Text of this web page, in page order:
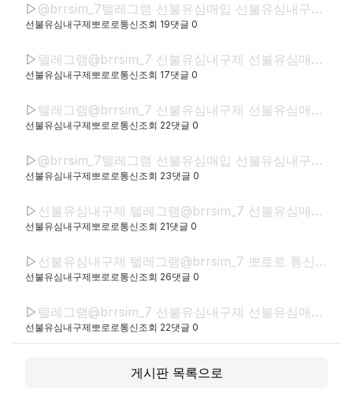
▷ @brrsim_7텔레그램 선불유심매입 선불유심내구제 뽀로로통신 선불유심현금화하는업체 프리랜서소액급전 선불폰유심매입합니다 급전 선불유심구매 바로정산
선불유심내구제뽀로로통신조회 19댓글 0
▷ 텔레그램@brrsim_7 선불유심내구제 선불유심매입 뽀로로통신 급전 정부정책자금생활안정생계급전지원금 선불유심구매 연체자바로소액급전
선불유심내구제뽀로로통신조회 17댓글 0
▷ 텔레그램@brrsim_7 선불유심내구제 선불유심매입 뽀로로통신 직장인바로소액급전 선불유심구매 급전 연체자바로소액급전 근로복지공단긴급생계비
선불유심내구제뽀로로통신조회 22댓글 0
▷ @brrsim_7텔레그램 선불유심매입 선불유심내구제 뽀로로통신 선불유심현금화하는업체 프리랜서소액급전 선불폰유심매입합니다 급전 선불유심구매 바로정산
선불유심내구제뽀로로통신조회 23댓글 0
▷ 선불유심내구제 텔레그램@brrsim_7 선불유심매입 뽀로로통신 급전 모바일급전 저신용자비상금소액 유심칩매입문의 선불유심구매
선불유심내구제뽀로로통신조회 21댓글 0
▷ 선불유심내구제 텔레그램@brrsim_7 뽀로로 통신 선불유심매입 급전 신뢰와 정직으로 함께하는 금융 파트너,뽀로로 통신 정식등록된 선불유심내구제 선불유심구매 정식업체로서 고객 여
선불유심내구제뽀로로통신조회 26댓글 0
▷ 텔레그램@brrsim_7 선불유심내구제 선불유심매입 뽀로로통신 급전 정부정책자금생활안정생계급전지원금 선불유심구매 연체자바로소액급전
선불유심내구제뽀로로통신조회 22댓글 0
게시판 목록으로